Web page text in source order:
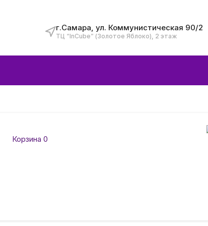
г.Самара, ул. Коммунистическая 90/2
ТЦ “InCube” (Золотое Яблоко), 2 этаж
Корзина 0